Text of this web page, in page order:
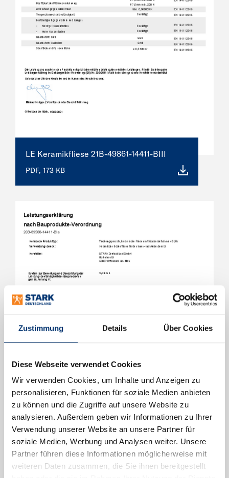
Zustimmung Details Über Cookies
Diese Webseite verwendet Cookies
Wir verwenden Cookies, um Inhalte und Anzeigen zu
personalisieren, Funktionen für soziale Medien anbieten
zu können und die Zugriffe auf unsere Website zu
analysieren. Außerdem geben wir Informationen zu Ihrer
Verwendung unserer Website an unsere Partner für
soziale Medien, Werbung und Analysen weiter. Unsere
Partner führen diese Informationen möglicherweise mit
weiteren Daten zusammen, die Sie ihnen bereitgestellt
LE Keramikfliese 21B-49861-14411-BIII
PDF, 173 KB